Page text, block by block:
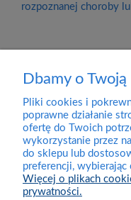
rozpoznanej choroby
Dbamy o
Pliki cookies i
poprawne działanie
ofertę do Twoich
wykorzystanie przez
do sklepu lub
preferencji,
Więcej o plikach
prywatności.